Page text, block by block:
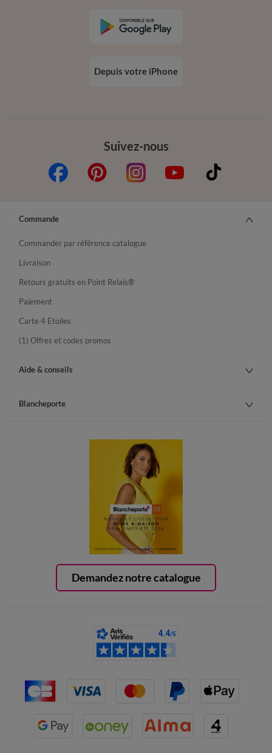
Suivez-nous
Depuis votre iPhone
Demandez notre catalogue
Commande
Commander par référence catalogue
Livraison
Retours gratuits en Point Relais®
Paiement
Carte 4 Etoiles
(1) Offres et codes promos
Aide & conseils
Blancheporte